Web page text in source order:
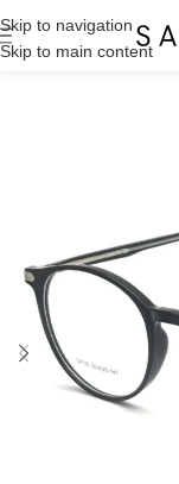
Skip to navigation
Skip to main content